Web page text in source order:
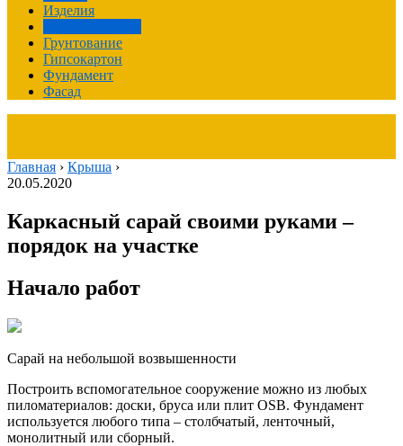
Изделия
Грунтование
Гипсокартон
Фундамент
Фасад
Главная › Крыша ›
20.05.2020
Каркасный сарай своими руками –
порядок на участке
Начало работ
Сарай на небольшой возвышенности
Построить вспомогательное сооружение можно из любых
пиломатериалов: доски, бруса или плит OSB. Фундамент
используется любого типа – столбчатый, ленточный,
монолитный или сборный.